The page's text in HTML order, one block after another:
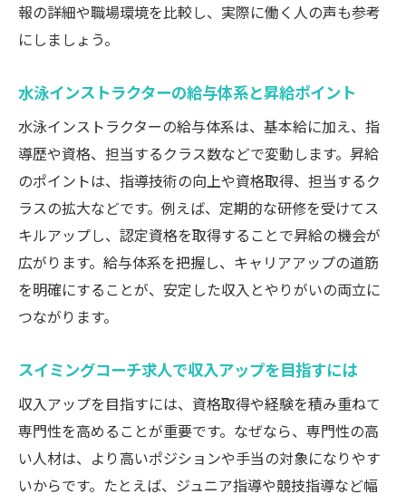
報の詳細や職場環境を比較し、実際に働く人の声も参考
にしましょう。
水泳インストラクターの給与体系と昇給ポイント
水泳インストラクターの給与体系は、基本給に加え、指
導歴や資格、担当するクラス数などで変動します。昇給
のポイントは、指導技術の向上や資格取得、担当するク
ラスの拡大などです。例えば、定期的な研修を受けてス
キルアップし、認定資格を取得することで昇給の機会が
広がります。給与体系を把握し、キャリアアップの道筋
を明確にすることが、安定した収入とやりがいの両立に
つながります。
スイミングコーチ求人で収入アップを目指すには
収入アップを目指すには、資格取得や経験を積み重ねて
専門性を高めることが重要です。なぜなら、専門性の高
い人材は、より高いポジションや手当の対象になりやす
いからです。たとえば、ジュニア指導や競技指導など幅